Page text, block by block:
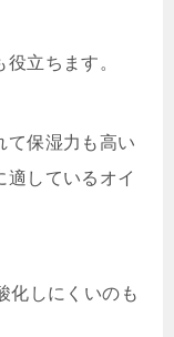
役立ちます。
て保湿力も高い
適しているオイ
化しにくいのも